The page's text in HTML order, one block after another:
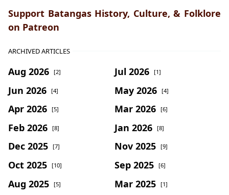
Support Batangas History, Culture, & Folklore
on Patreon
ARCHIVED ARTICLES
Aug 2026 [2] Jul 2026 [1]
Jun 2026 [4] May 2026 [4]
Apr 2026 [5] Mar 2026 [6]
Feb 2026 [8] Jan 2026 [8]
Dec 2025 [7] Nov 2025 [9]
Oct 2025 [10] Sep 2025 [6]
Aug 2025 [5] Mar 2025 [1]